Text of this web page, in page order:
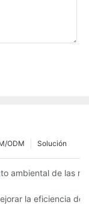
Solución
ODM
de móviles con
ambiental de las
la máquina de
la eficiencia de